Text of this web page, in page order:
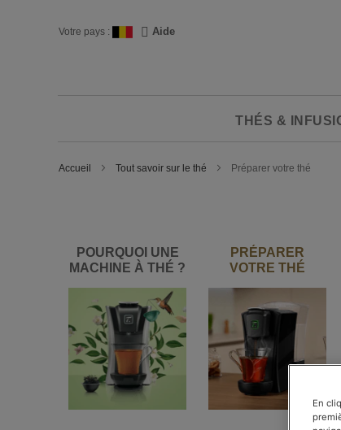
Votre pays : Langue Aide
THÉS &
Accueil Tout savoir sur le thé Préparer votre thé
POURQUOI UNE
MACHINE À THÉ ?
PRÉPARER
VOTRE THÉ
En